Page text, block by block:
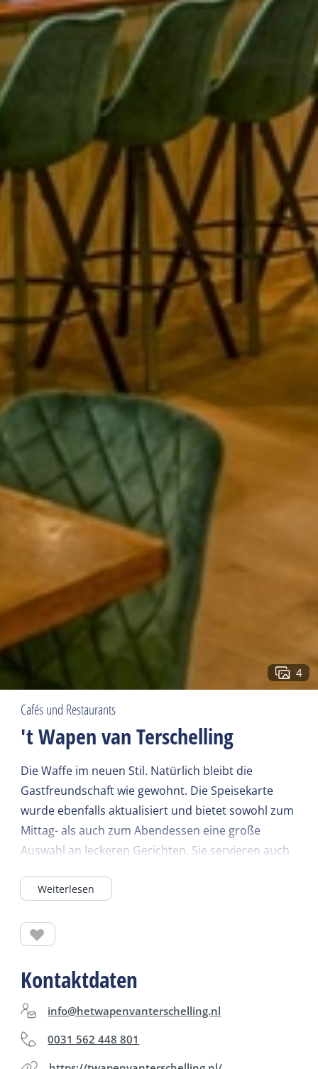
4
Cafés und Restaurants
't Wapen van Terschelling
Die Waffe im neuen Stil. Natürlich bleibt die
Gastfreundschaft wie gewohnt. Die Speisekarte
wurde ebenfalls aktualisiert und bietet sowohl zum
Mittag- als auch zum Abendessen eine große
Auswahl an leckeren Gerichten. Sie servieren auch
Fass- und Flaschenbieren. Reservieren Sie einen
Sie Platz auf der sonnigsten Terrasse in Midsland.
Informieren Sie sich auf der Website oder in den
sozialen Medien über die aktuellen Öffnungszeiten.
Weiterlesen
Kontaktdaten
info@hetwapenvanterschelling.nl
0031 562 448 801